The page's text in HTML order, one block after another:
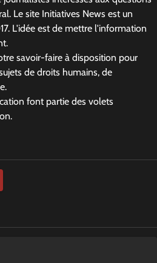
Le site Initiatives News est un
L'idée est de mettre l'information
savoir-faire à disposition pour
de droits humains, de
font partie des volets